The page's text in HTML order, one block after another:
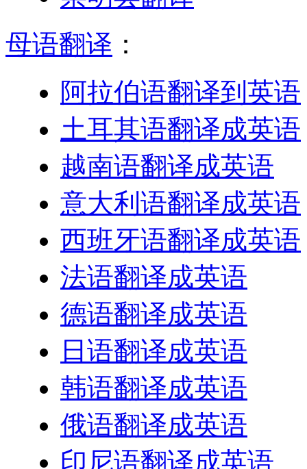
母语翻译 ：
阿拉伯语翻译到英语
土耳其语翻译成英语
越南语翻译成英语
意大利语翻译成英语
西班牙语翻译成英语
法语翻译成英语
德语翻译成英语
日语翻译成英语
韩语翻译成英语
俄语翻译成英语
印尼语翻译成英语